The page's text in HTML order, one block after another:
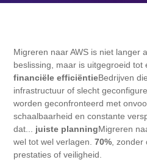
Migreren naar AWS is niet langer
beslissing, maar is uitgegroeid
financiële efficiëntieBedrijven
infrastructuur of slecht
worden geconfronteerd met
schaalbaarheid en constante
dat... juiste planningMigreren
wel tot wel verlagen.70% ,
prestaties of veiligheid.